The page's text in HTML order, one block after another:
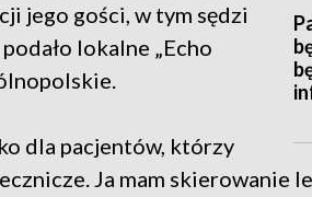
jego gości, w tym sędzi
lokalne „Echo
dla pacjentów, którzy
Ja mam skierowanie